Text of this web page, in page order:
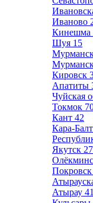
Иваново
Кинешма
Шуя 15
Кировск
Апатиты
Чуйская
Токмок
Кант 42
Кара-
Якутск
Покровск
Атырау